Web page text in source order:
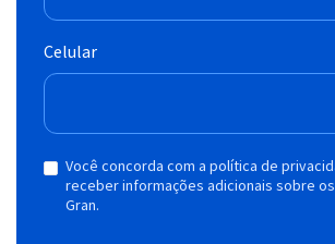
Celular
Você concorda com a política de
receber informações adicionais sobre
Gran.